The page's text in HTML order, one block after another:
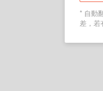
* 自動
差，若